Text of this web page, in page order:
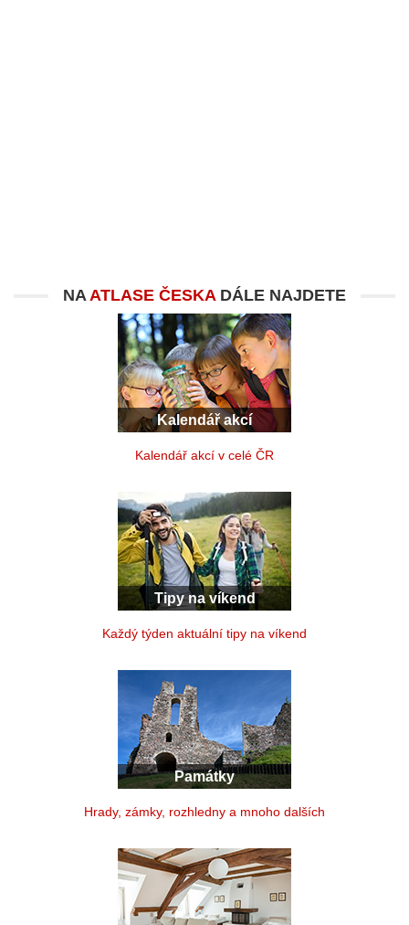
NAATLASE ČESKADÁLE NAJDETE
Kalendář akcí
Kalendář akcí v celé ČR
Tipy na víkend
Každý týden aktuální tipy na víkend
Památky
Hrady, zámky, rozhledny a mnoho dalších